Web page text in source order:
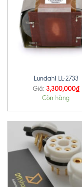
Lundahl LL-2733
Giá: 3,300,000₫
Còn hàng